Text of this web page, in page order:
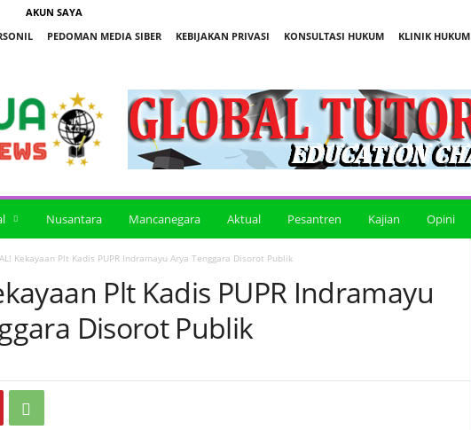
AKUN SAYA
PEDOMAN MEDIA SIBER KEBIJAKAN PRIVASI KONSULTASI HUKUM KLINIK HUKUM
Nusantara Mancanegara Aktual Pesantren Kajian Opini
Kekayaan Plt Kadis PUPR Indramayu Arya Tenggara Disorot Publik
Plt Kadis PUPR Indramayu
Disorot Publik